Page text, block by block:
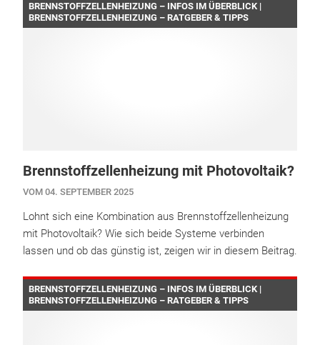
BRENNSTOFFZELLENHEIZUNG – INFOS IM ÜBERBLICK |
BRENNSTOFFZELLENHEIZUNG – RATGEBER & TIPPS
Brennstoffzellenheizung mit Photovoltaik?
VOM 04. SEPTEMBER 2025
Lohnt sich eine Kombination aus Brennstoffzellenheizung
mit Photovoltaik? Wie sich beide Systeme verbinden
lassen und ob das günstig ist, zeigen wir in diesem Beitrag.
BRENNSTOFFZELLENHEIZUNG – INFOS IM ÜBERBLICK |
BRENNSTOFFZELLENHEIZUNG – RATGEBER & TIPPS